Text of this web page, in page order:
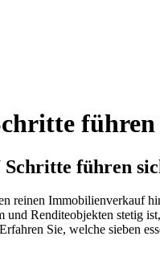
führen
führen
reinen Immobilienverkauf
Renditeobjekten stetig
Sie, welche sieben